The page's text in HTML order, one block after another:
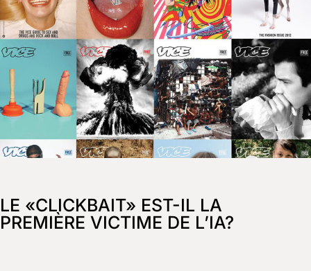
LE «CLICKBAIT» EST-IL LA
PREMIÈRE VICTIME DE L’IA?